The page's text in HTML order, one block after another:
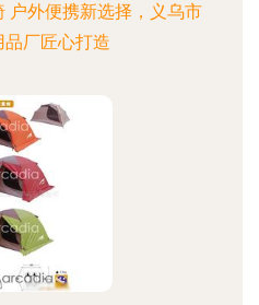
户外便携新选择，义乌市
厂匠心打造